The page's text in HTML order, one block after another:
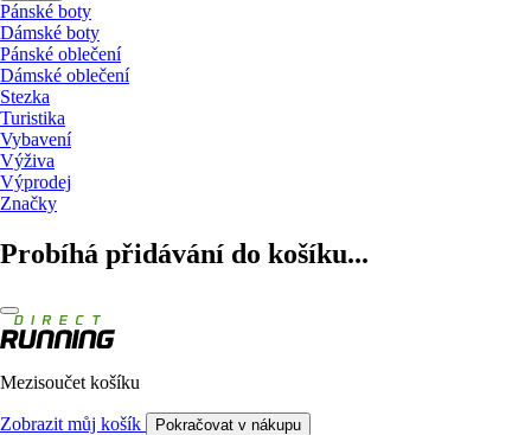
Pánské boty
Dámské boty
Pánské oblečení
Dámské oblečení
Stezka
Turistika
Vybavení
Výživa
Výprodej
Značky
Probíhá přidávání do košíku...
Mezisoučet košíku
Zobrazit můj košík Pokračovat v nákupu